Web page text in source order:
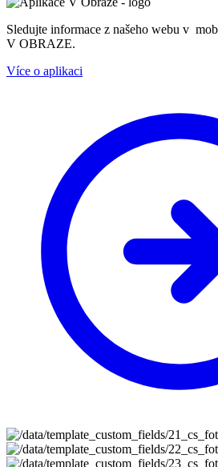
Sledujte informace z našeho webu v
V OBRAZE.
Více o aplikaci